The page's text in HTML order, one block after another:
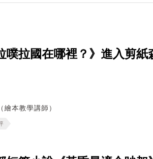
噗拉國在哪裡？》進入剪
繪本教學講師）